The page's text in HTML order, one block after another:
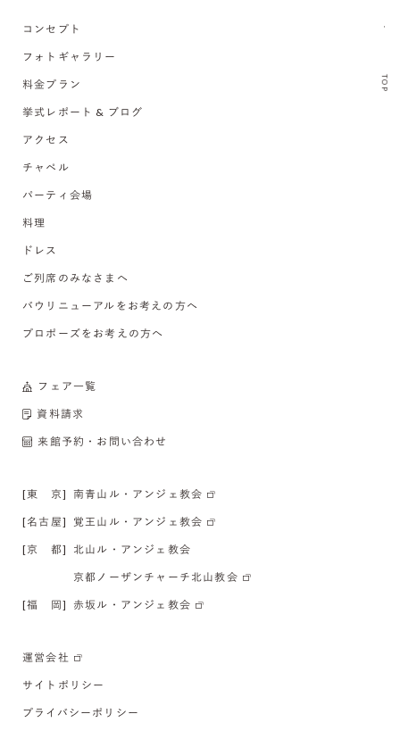
TOP
コンセプト
フォトギャラリー
料金プラン
挙式レポート & ブログ
アクセス
チャペル
パーティ会場
料理
ドレス
ご列席のみなさまへ
バウリニューアルをお考えの方へ
プロポーズをお考えの方へ
フェア一覧
資料請求
来館予約・お問い合わせ
[東 京] 南青山ル・アンジェ教会
[名古屋] 覚王山ル・アンジェ教会
[京 都] 北山ル・アンジェ教会
京都ノーザンチャーチ北山教会
[福 岡] 赤坂ル・アンジェ教会
運営会社
サイトポリシー
プライバシーポリシー